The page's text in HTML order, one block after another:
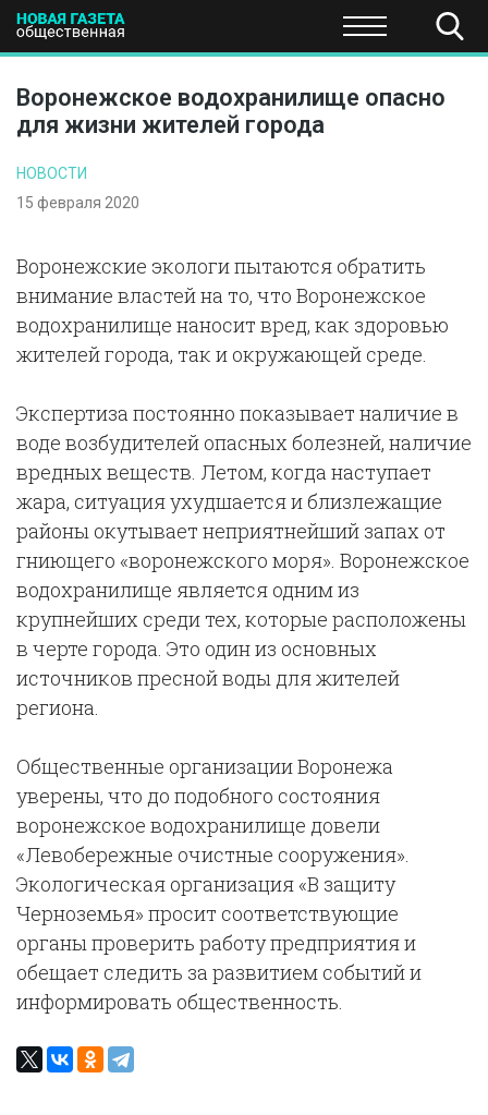
ПОЛИТИКА ЭКОНОМИКА НАУКА И
Воронежское водохранилище опасно
для жизни жителей города
НОВОСТИ
15 февраля 2020
Воронежские экологи пытаются обратить
внимание властей на то, что Воронежское
водохранилище наносит вред, как здоровью
жителей города, так и окружающей среде.
Экспертиза постоянно показывает наличие в
воде возбудителей опасных болезней, наличие
вредных веществ. Летом, когда наступает
жара, ситуация ухудшается и близлежащие
районы окутывает неприятнейший запах от
гниющего «воронежского моря». Воронежское
водохранилище является одним из
крупнейших среди тех, которые расположены
в черте города. Это один из основных
источников пресной воды для жителей
региона.
Общественные организации Воронежа
уверены, что до подобного состояния
воронежское водохранилище довели
«Левобережные очистные сооружения».
Экологическая организация «В защиту
Черноземья» просит соответствующие
органы проверить работу предприятия и
обещает следить за развитием событий и
информировать общественность.